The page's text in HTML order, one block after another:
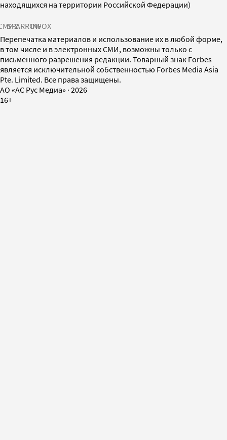
находящихся на территории Российской Федерации)
SPARROWINFOX
Перепечатка материалов и использование их в любой форме,
в том числе и в электронных СМИ, возможны только с
письменного разрешения редакции. Товарный знак Forbes
является исключительной собственностью Forbes Media Asia
Pte. Limited. Все права защищены.
AO «АС Рус Медиа» · 2026
16+